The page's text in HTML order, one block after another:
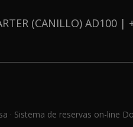
(CANILLO)
· Sistema de reservas on-line